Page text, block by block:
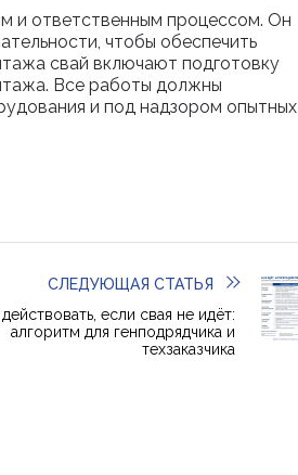
и ответственным процессом. Он
чтобы обеспечить
свай включают подготовку
Все работы должны
и под надзором опытных
СЛЕДУЮЩАЯ СТАТЬЯ
действовать, если свая не идёт:
алгоритм для генподрядчика и
техзаказчика